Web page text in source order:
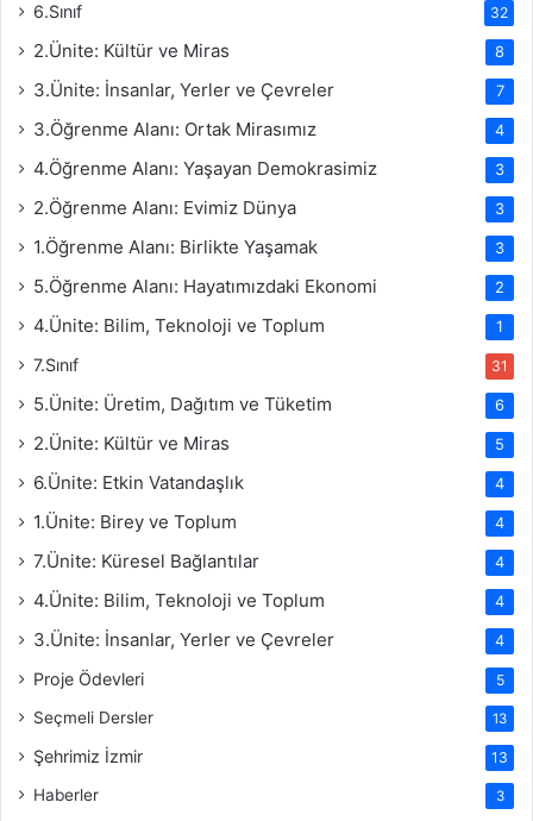
6.Sınıf 32
2.Ünite: Kültür ve Miras 8
3.Ünite: İnsanlar, Yerler ve Çevreler 7
3.Öğrenme Alanı: Ortak Mirasımız 4
4.Öğrenme Alanı: Yaşayan Demokrasimiz 3
2.Öğrenme Alanı: Evimiz Dünya 3
1.Öğrenme Alanı: Birlikte Yaşamak 3
5.Öğrenme Alanı: Hayatımızdaki Ekonomi 2
4.Ünite: Bilim, Teknoloji ve Toplum 1
7.Sınıf 31
5.Ünite: Üretim, Dağıtım ve Tüketim 6
2.Ünite: Kültür ve Miras 5
6.Ünite: Etkin Vatandaşlık 4
1.Ünite: Birey ve Toplum 4
7.Ünite: Küresel Bağlantılar 4
4.Ünite: Bilim, Teknoloji ve Toplum 4
3.Ünite: İnsanlar, Yerler ve Çevreler 4
Proje Ödevleri 5
Seçmeli Dersler 13
Şehrimiz İzmir 13
Haberler 3